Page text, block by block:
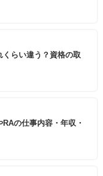
らい違う？資格の取
の仕事内容・年収・